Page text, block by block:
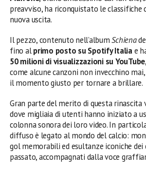
preavviso, ha riconquistato le classifiche
nuova uscita.
Il pezzo, contenuto nell’albumSchiena
fino alprimo posto su Spotify Italiae
50 milioni di visualizzazioni su YouTube
come alcune canzoni non invecchino
il momento giusto per tornare a brillare.
Gran parte del merito di questa rinascita
dove migliaia di utenti hanno iniziato a
colonna sonora dei loro video. In
diffuso è legato al mondo del calcio:
gol memorabili ed esultanze iconiche dei
passato, accompagnati dalla voce